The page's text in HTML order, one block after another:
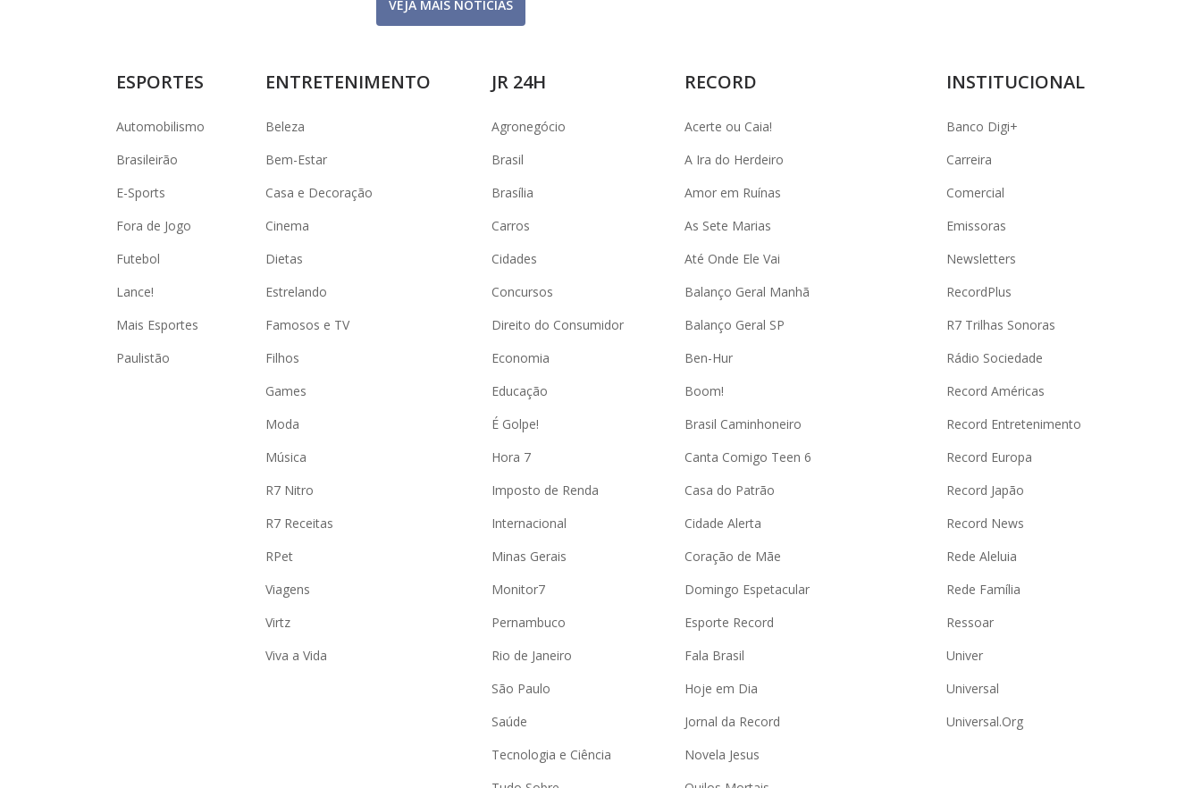
VEJA MAIS NOTÍCIAS
ESPORTES
Automobilismo
Brasileirão
E-Sports
Fora de Jogo
Futebol
Lance!
Mais Esportes
Paulistão
ENTRETENIMENTO
Beleza
Bem-Estar
Casa e Decoração
Cinema
Dietas
Estrelando
Famosos e TV
Filhos
Games
Moda
Música
R7 Nitro
R7 Receitas
RPet
Viagens
Virtz
Viva a Vida
JR 24H
Agronegócio
Brasil
Brasília
Carros
Cidades
Concursos
Direito do Consumidor
Economia
Educação
É Golpe!
Hora 7
Imposto de Renda
Internacional
Minas Gerais
Monitor7
Pernambuco
Rio de Janeiro
São Paulo
Saúde
Tecnologia e Ciência
RECORD
Acerte ou Caia!
A Ira do Herdeiro
Amor em Ruínas
As Sete Marias
Até Onde Ele Vai
Balanço Geral Manhã
Balanço Geral SP
Ben-Hur
Boom!
Brasil Caminhoneiro
Canta Comigo Teen 6
Casa do Patrão
Cidade Alerta
Coração de Mãe
Domingo Espetacular
Esporte Record
Fala Brasil
Hoje em Dia
Jornal da Record
Novela Jesus
INSTITUCIONAL
Banco Digi+
Carreira
Comercial
Emissoras
Newsletters
RecordPlus
R7 Trilhas Sonoras
Rádio Sociedade
Record Américas
Record Entretenimento
Record Europa
Record Japão
Record News
Rede Aleluia
Rede Família
Ressoar
Univer
Universal
Universal.Org